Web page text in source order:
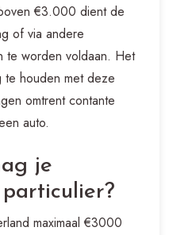
€3.000 dient de
of via andere
te worden voldaan. Het
te houden met deze
omtrent contante
auto.
je
maximaal €3000